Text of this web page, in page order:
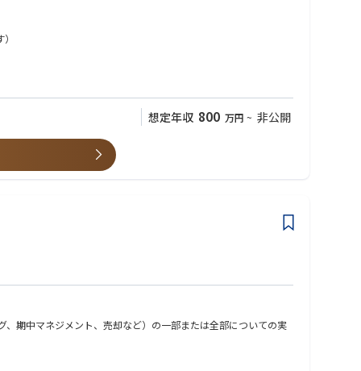
想定年収 800 万円 ~ 非公開
期中マネジメント、売却など）の一部または全部についての実